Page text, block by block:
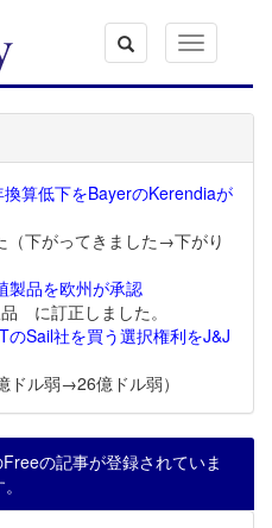
Toggle
navigation
算低下をBayerのKerendiaが
（下がってきました→下がり
製品を欧州が承認
に訂正しました。
Sail社を買う選択権利をJ&J
ドル弱→26億ドル弱）
の記事が登録されていま